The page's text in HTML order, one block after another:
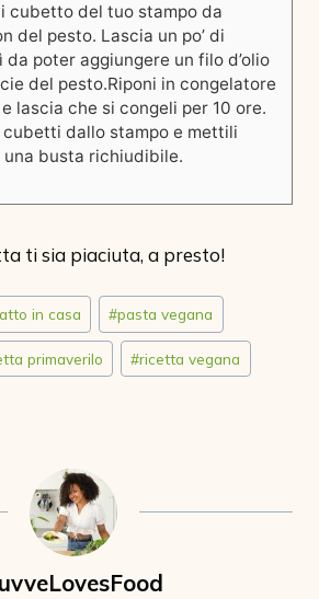
cubetto del tuo stampo da
del pesto. Lascia un po’ di
da poter aggiungere un filo d’olio
del pesto.Riponi in congelatore
lascia che si congeli per 10 ore.
cubetti dallo stampo e mettili
una busta richiudibile.
ti sia piaciuta, a presto!
in casa #pasta vegana
primaverilo #ricetta vegana